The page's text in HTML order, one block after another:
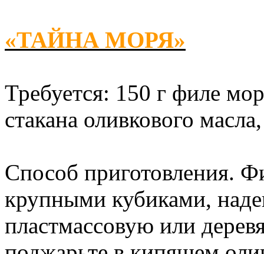
«ТАЙНА МОРЯ»
Требуется: 150 г филе
стакана оливкового
Способ приготовления.
крупными кубиками,
пластмассовую или